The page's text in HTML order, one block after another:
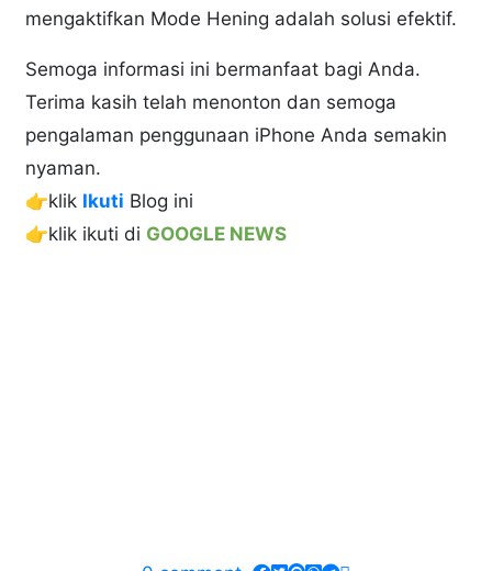
mengaktifkan Mode Hening adalah solusi efektif.
Semoga informasi ini bermanfaat bagi Anda.
Terima kasih telah menonton dan semoga
pengalaman penggunaan iPhone Anda semakin
nyaman.
👉klik Ikuti Blog ini
👉klik ikuti di GOOGLE NEWS